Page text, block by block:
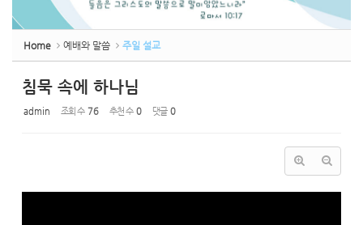
Home 예배와 말씀 주일 설교
침묵 속에 하나님
admin 조회 수 76 추천 수 0 댓글 0